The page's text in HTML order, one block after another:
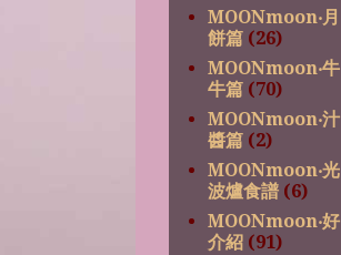
MOONmoon‧月
餅篇 (26)
MOONmoon‧牛
牛篇 (70)
MOONmoon‧汁
醬篇 (2)
MOONmoon‧光
波爐食譜 (6)
MOONmoon‧好
介紹 (91)